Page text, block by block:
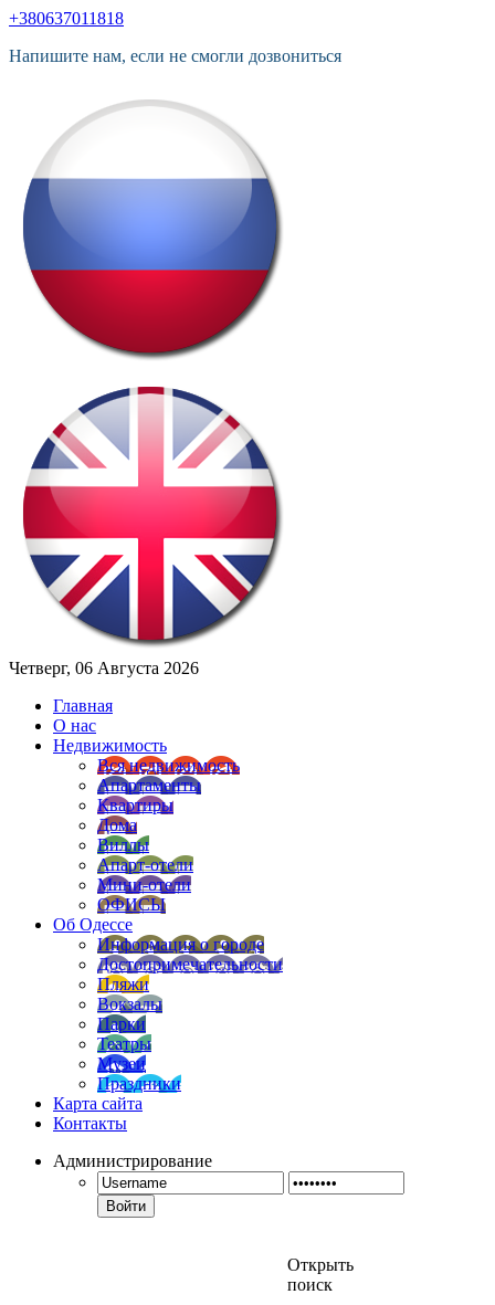
+380637011818
Напишите нам, если не смогли дозвониться
Четверг, 06 Августа 2026
Главная
О нас
Недвижимость
Вся недвижимость
Апартаменты
Квартиры
Дома
Виллы
Апарт-отели
Мини-отели
ОФИСЫ
Об Одессе
Информация о городе
Достопримечательности
Пляжи
Вокзалы
Парки
Театры
Музеи
Праздники
Карта сайта
Контакты
Администрирование
Войти
Открыть
поиск